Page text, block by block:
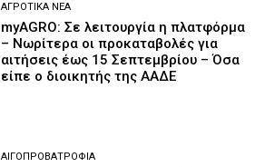
ΑΓΡΟΤΙΚΆ ΝΈΑ
myAGRO: Σε λειτουργία η πλατφόρμα
– Νωρίτερα οι προκαταβολές για
αιτήσεις έως 15 Σεπτεμβρίου – Όσα
είπε ο διοικητής της ΑΑΔΕ
ΑΙΓΟΠΡΟΒΑΤΡΟΦΊΑ